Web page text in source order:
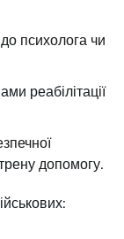
психолога чи
реабілітації
допомогу.